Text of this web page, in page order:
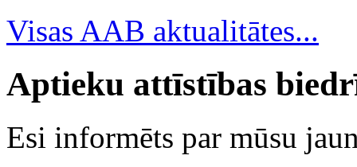
Visas AAB aktualitātes...
Aptieku attīstības
Esi informēts par mūsu